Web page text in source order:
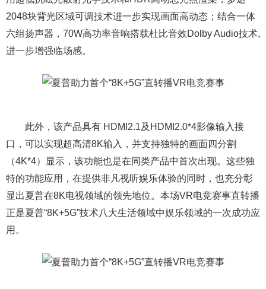
2048块背光区域可调技术进一步实现画面高动态；结合一体
六组扬声器，70W高功率音响搭载杜比音效Dolby Audio技术,
进一步增强临场感。
此外，该产品具有 HDMI2.1及HDMI2.0*4影像输入接
口，可以实现超高清8K输入，并支持独特的画面四分割
（4K*4）显示，该功能也是在同类产品中首次出现。这些独
特的功能应用，在提供非凡视听娱乐体验的同时，也充分彰
显出夏普在8K电视领域的领先地位。本场VR电竞赛事直转播
正是夏普“8K+5G”技术八大生活领域中娱乐领域的一次成功应
用。